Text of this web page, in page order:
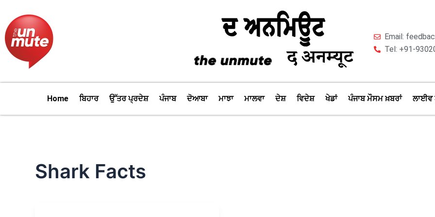
content
Email:
Tel: +91-
Home ਬਿਹਾਰ ਉੱਤਰ ਪ੍ਰਦੇਸ਼ ਪੰਜਾਬ ਦੋਆਬਾ ਮਾਝਾ ਮਾਲਵਾ ਦੇਸ਼ ਵਿਦੇਸ਼ ਖੇਡਾਂ ਪੰਜਾਬ ਮੌਸਮ ਖ਼ਬਰਾਂ ਲਾਈਵ
Shark Facts